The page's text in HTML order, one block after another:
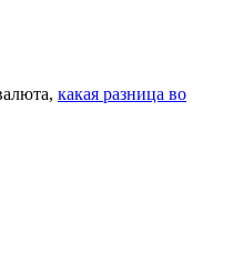
какая разница во